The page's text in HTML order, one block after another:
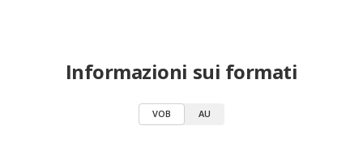
Informazioni sui formati
VOB AU